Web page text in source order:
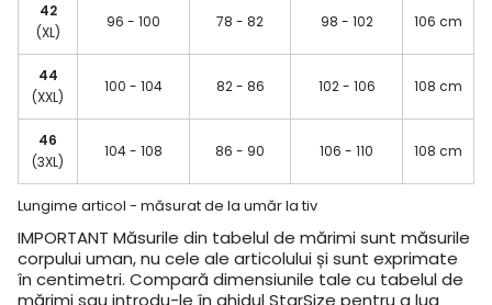
42
(XL)
96 - 100 78 - 82 98 - 102 106 cm
44
(XXL)
100 - 104 82 - 86 102 - 106 108 cm
46
(3XL)
104 - 108 86 - 90 106 - 110 108 cm
Lungime articol - măsurat de la umăr la tiv
IMPORTANT Măsurile din tabelul de mărimi sunt măsurile
corpului uman, nu cele ale articolului și sunt exprimate
în centimetri. Compară dimensiunile tale cu tabelul de
mărimi sau introdu-le în ghidul StarSize pentru a lua